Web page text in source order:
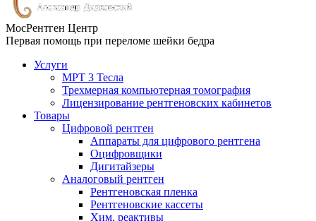
МосРентген Центр
Первая помощь при переломе шейки бедра
Услуги
МРТ 3 Тесла
Трехмерная компьютерная томография
Лицензирование рентгеновских кабинетов
Товары
Цифровой рентген
Аппараты для цифрового рентгена
Оцифровщики
Дигитайзеры
Аналоговый рентген
Рентгеновская пленка
Рентгеновские кассеты
Хим. реактивы